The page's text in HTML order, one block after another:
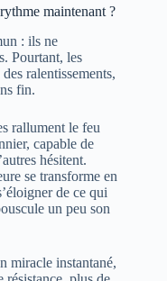
maintenant ?
: ils ne
Pourtant, les
ralentissements,
fin.
rallument le feu
capable de
hésitent.
se transforme en
de ce qui
un peu son
miracle instantané,